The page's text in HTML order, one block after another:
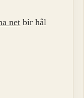
net bir hâl